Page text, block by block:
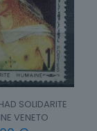
SOLIDARITE
VENETO